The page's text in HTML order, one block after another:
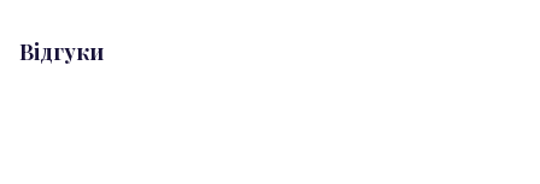
Відгуки